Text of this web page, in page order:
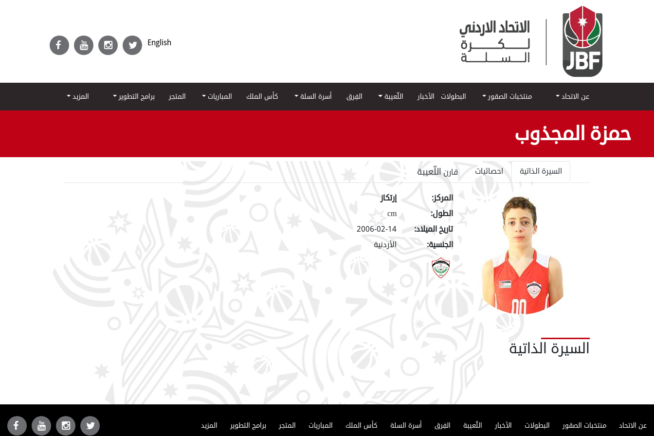
English
عن الاتحاد منتخبات الصقور البطولات الأخبار اللّعيبة الفِرق أسرة السلة كأس الملك المباريات المتجر برامج التطوير المزيد
حمزة المجذوب
السيرة الذاتية احصائيات قارن اللّعيبة
المركز:
إرتكاز
الطول:
cm
تاريخ الميلاد:
2006-02-14
الجنسية:
الأردنية
السيرة الذاتية
عن الاتحاد منتخبات الصقور البطولات الأخبار اللّعيبة الفِرق أسرة السلة كأس الملك المباريات المتجر برامج التطوير المزيد